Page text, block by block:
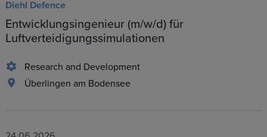
Diehl Defence
Entwicklungsingenieur (m/w/d) für
Luftverteidigungssimulationen
Research and Development
Überlingen am Bodensee